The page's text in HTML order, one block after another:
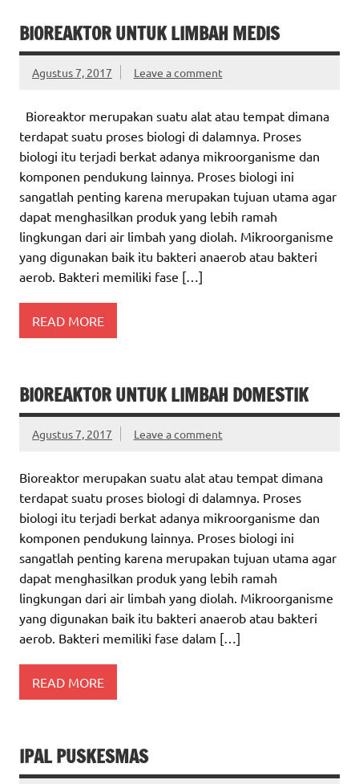
BIOREAKTOR UNTUK LIMBAH MEDIS
Agustus 7, 2017 Leave a comment
Bioreaktor merupakan suatu alat atau tempat dimana
terdapat suatu proses biologi di dalamnya. Proses
biologi itu terjadi berkat adanya mikroorganisme dan
komponen pendukung lainnya. Proses biologi ini
sangatlah penting karena merupakan tujuan utama agar
dapat menghasilkan produk yang lebih ramah
lingkungan dari air limbah yang diolah. Mikroorganisme
yang digunakan baik itu bakteri anaerob atau bakteri
aerob. Bakteri memiliki fase […]
READ MORE
BIOREAKTOR UNTUK LIMBAH DOMESTIK
Agustus 7, 2017 Leave a comment
Bioreaktor merupakan suatu alat atau tempat dimana
terdapat suatu proses biologi di dalamnya. Proses
biologi itu terjadi berkat adanya mikroorganisme dan
komponen pendukung lainnya. Proses biologi ini
sangatlah penting karena merupakan tujuan utama agar
dapat menghasilkan produk yang lebih ramah
lingkungan dari air limbah yang diolah. Mikroorganisme
yang digunakan baik itu bakteri anaerob atau bakteri
aerob. Bakteri memiliki fase dalam […]
READ MORE
IPAL PUSKESMAS